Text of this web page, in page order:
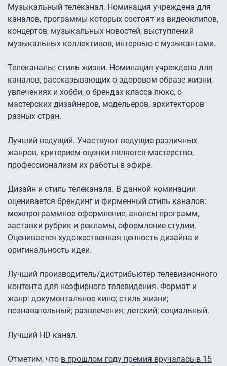
Музыкальный телеканал. Номинация учреждена для
каналов, программы которых состоят из видеоклипов,
концертов, музыкальных новостей, выступлений
музыкальных коллективов, интервью с музыкантами.
Телеканалы: стиль жизни. Номинация учреждена для
каналов, рассказывающих о здоровом образе жизни,
увлечениях и хобби, о брендах класса люкс, о
мастерских дизайнеров, модельеров, архитекторов
разных стран.
Лучший ведущий. Участвуют ведущие различных
жанров, критерием оценки является мастерство,
профессионализм их работы в эфире.
Дизайн и стиль телеканала. В данной номинации
оценивается брендинг и фирменный стиль каналов:
межпрограммное оформление, анонсы программ,
заставки рубрик и рекламы, оформление студии.
Оценивается художественная ценность дизайна и
оригинальность идеи.
Лучший производитель/дистрибьютер телевизионного
контента для неэфирного телевидения. Формат и
жанр: документальное кино; стиль жизни;
познавательный; развлечения; детский; социальный.
Лучший HD канал.
Отметим, что в прошлом году премия вручалась в 15